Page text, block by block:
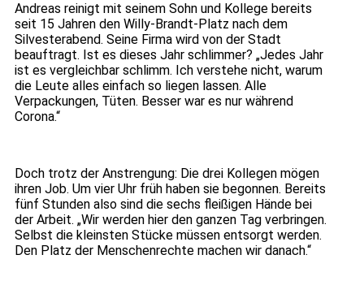
Andreas reinigt mit seinem Sohn und Kollege bereits
seit 15 Jahren den Willy-Brandt-Platz nach dem
Silvesterabend. Seine Firma wird von der Stadt
beauftragt. Ist es dieses Jahr schlimmer? „Jedes Jahr
ist es vergleichbar schlimm. Ich verstehe nicht, warum
die Leute alles einfach so liegen lassen. Alle
Verpackungen, Tüten. Besser war es nur während
Corona.“
Doch trotz der Anstrengung: Die drei Kollegen mögen
ihren Job. Um vier Uhr früh haben sie begonnen. Bereits
fünf Stunden also sind die sechs fleißigen Hände bei
der Arbeit. „Wir werden hier den ganzen Tag verbringen.
Selbst die kleinsten Stücke müssen entsorgt werden.
Den Platz der Menschenrechte machen wir danach.“